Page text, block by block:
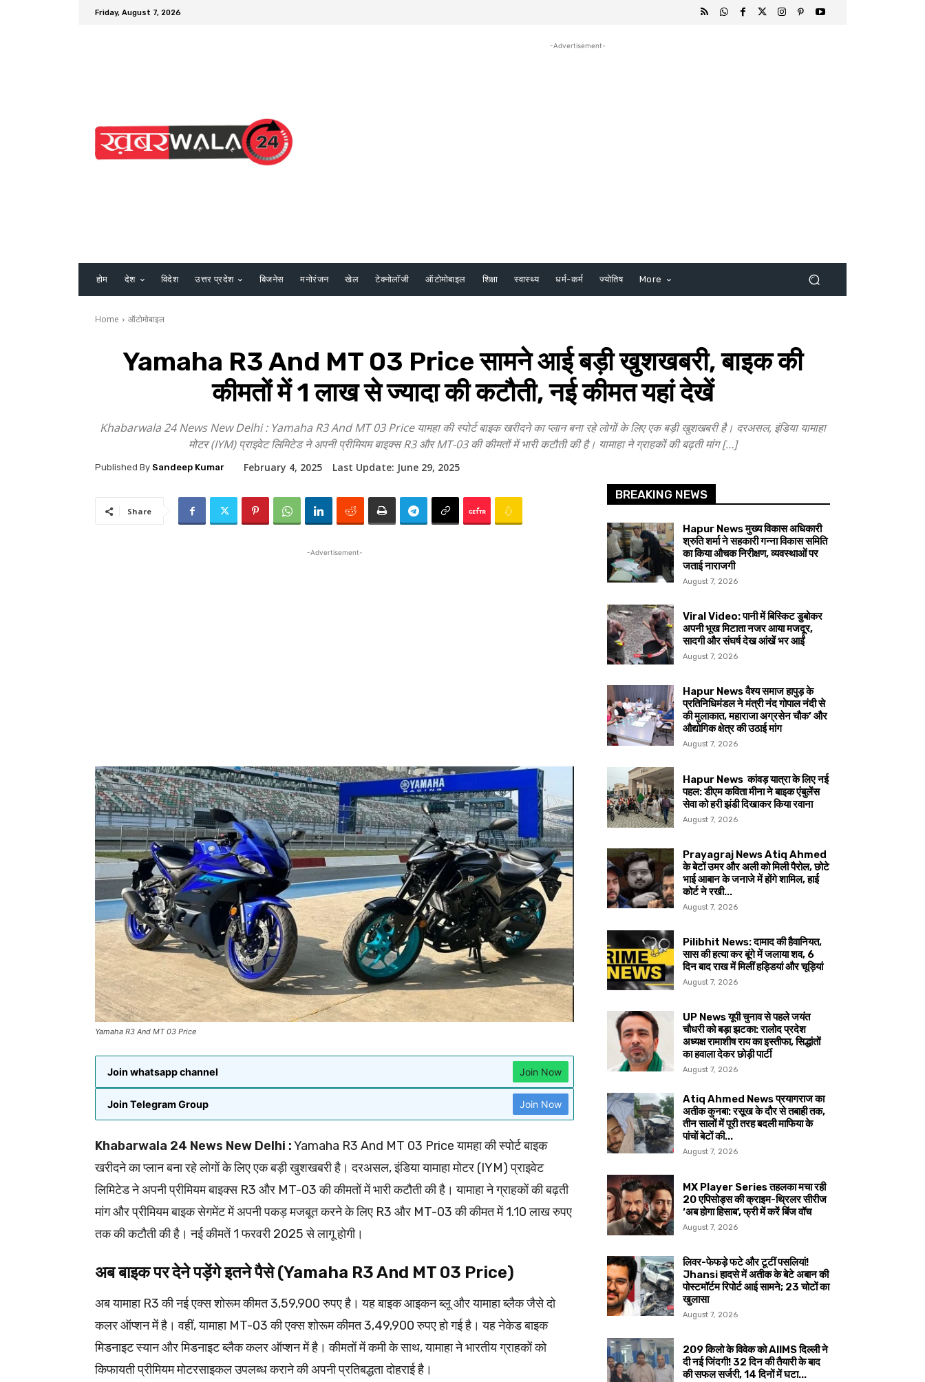
Friday, August 7, 2026
-Advertisement-
होम देश विदेश उत्तर प्रदेश बिजनेस मनोरंजन खेल टेक्नोलॉजी ऑटोमोबाइल शिक्षा स्वास्थ्य धर्म-कर्म ज्योतिष More
Home ऑटोमोबाइल
Yamaha R3 And MT 03 Price सामने आई बड़ी खुशखबरी, बाइक की
कीमतों में 1 लाख से ज्यादा की कटौती, नई कीमत यहां देखें
Khabarwala 24 News New Delhi : Yamaha R3 And MT 03 Price यामहा की स्पोर्ट बाइक खरीदने का प्लान बना रहे लोगों के लिए एक बड़ी खुशखबरी है। दरअसल, इंडिया यामाहा
मोटर (IYM) प्राइवेट लिमिटेड ने अपनी प्रीमियम बाइक्स R3 और MT-03 की कीमतों में भारी कटौती की है। यामाहा ने ग्राहकों की बढ़ती मांग […]
Published By Sandeep Kumar February 4, 2025 Last Update: June 29, 2025
Share
-Advertisement-
Yamaha R3 And MT 03 Price
Join whatsapp channel Join Now
Join Telegram Group Join Now
Khabarwala 24 News New Delhi :Yamaha R3 And MT 03 Price यामहा की स्पोर्ट बाइक
खरीदने का प्लान बना रहे लोगों के लिए एक बड़ी खुशखबरी है। दरअसल, इंडिया यामाहा मोटर (IYM) प्राइवेट
लिमिटेड ने अपनी प्रीमियम बाइक्स R3 और MT-03 की कीमतों में भारी कटौती की है। यामाहा ने ग्राहकों की बढ़ती
मांग और प्रीमियम बाइक सेगमेंट में अपनी पकड़ मजबूत करने के लिए R3 और MT-03 की कीमत में 1.10 लाख रुपए
तक की कटौती की है। नई कीमतें 1 फरवरी 2025 से लागू होगी।
अब बाइक पर देने पड़ेंगे इतने पैसे (Yamaha R3 And MT 03 Price)
अब यामाहा R3 की नई एक्स शोरूम कीमत 3,59,900 रुपए है। यह बाइक आइकन ब्लू और यामाहा ब्लैक जैसे दो
कलर ऑप्शन में है। वहीं, यामाहा MT-03 की एक्स शोरूम कीमत 3,49,900 रुपए हो गई है। यह नेकेड बाइक
मिडनाइट स्यान और मिडनाइट ब्लैक कलर ऑप्शन में है। कीमतों में कमी के साथ, यामाहा ने भारतीय ग्राहकों को
किफायती प्रीमियम मोटरसाइकल उपलब्ध कराने की अपनी प्रतिबद्धता दोहराई है।
BREAKING NEWS
Hapur News मुख्य विकास अधिकारी
श्रुति शर्मा ने सहकारी गन्ना विकास समिति
का किया औचक निरीक्षण, व्यवस्थाओं पर
जताई नाराजगी
August 7, 2026
Viral Video: पानी में बिस्किट डुबोकर
अपनी भूख मिटाता नजर आया मजदूर,
सादगी और संघर्ष देख आंखें भर आईं
August 7, 2026
Hapur News वैश्य समाज हापुड़ के
प्रतिनिधिमंडल ने मंत्री नंद गोपाल नंदी से
की मुलाकात, महाराजा अग्रसेन चौक’ और
औद्योगिक क्षेत्र की उठाई मांग
August 7, 2026
Hapur News कांवड़ यात्रा के लिए नई
पहल: डीएम कविता मीना ने बाइक एंबुलेंस
सेवा को हरी झंडी दिखाकर किया रवाना
August 7, 2026
Prayagraj News Atiq Ahmed
के बेटों उमर और अली को मिली पैरोल, छोटे
भाई आबान के जनाजे में होंगे शामिल, हाई
कोर्ट ने रखी...
August 7, 2026
Pilibhit News: दामाद की हैवानियत,
सास की हत्या कर बूंगे में जलाया शव, 6
दिन बाद राख में मिलीं हड्डियां और चूड़ियां
August 7, 2026
UP News यूपी चुनाव से पहले जयंत
चौधरी को बड़ा झटका: रालोद प्रदेश
अध्यक्ष रामाशीष राय का इस्तीफा, सिद्धांतों
का हवाला देकर छोड़ी पार्टी
August 7, 2026
Atiq Ahmed News प्रयागराज का
अतीक कुनबा: रसूख के दौर से तबाही तक,
तीन सालों में पूरी तरह बदली माफिया के
पांचों बेटों की...
August 7, 2026
MX Player Series तहलका मचा रही
20 एपिसोड्स की क्राइम-थ्रिलर सीरीज
‘अब होगा हिसाब’, फ्री में करें बिंज वॉच
August 7, 2026
लिवर-फेफड़े फटे और टूटीं पसलियां!
Jhansi हादसे में अतीक के बेटे अबान की
पोस्टमॉर्टम रिपोर्ट आई सामने; 23 चोटों का
खुलासा
August 7, 2026
209 किलो के विवेक को AIIMS दिल्ली ने
दी नई जिंदगी! 32 दिन की तैयारी के बाद
की सफल सर्जरी, 14 दिनों में घटा...